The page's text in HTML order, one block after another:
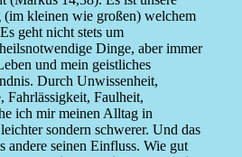
(im kleinen wie großen) welchem
geht nicht stets um
Dinge, aber immer
und mein geistliches
Durch Unwissenheit,
Fahrlässigkeit, Faulheit,
ich mir meinen Alltag in
sondern schwerer. Und das
andere seinen Einfluss. Wie gut